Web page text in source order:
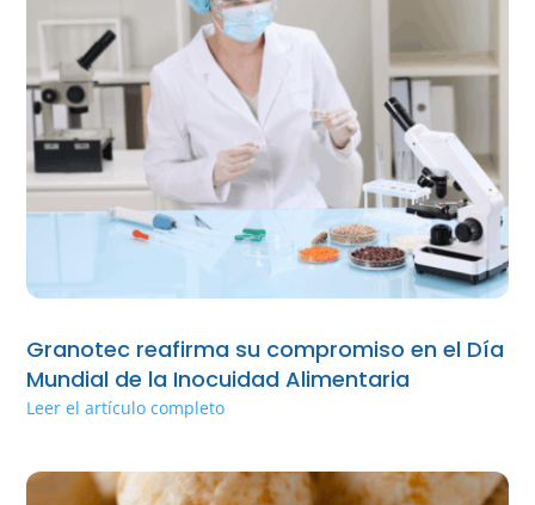
Granotec reafirma su compromiso en el Día
Mundial de la Inocuidad Alimentaria
Leer el artículo completo